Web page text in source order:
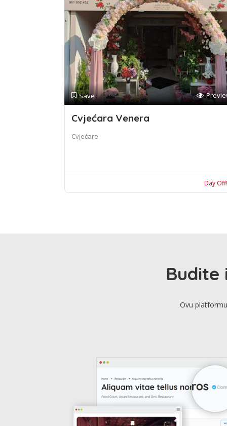
Save
Cvjećara Venera
Cvjećare
Day
Budite
Ovu